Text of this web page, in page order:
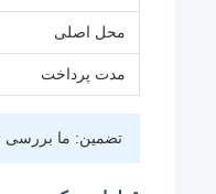
محل اصلی
مدت پرداخت
تضمین: ما بررسی